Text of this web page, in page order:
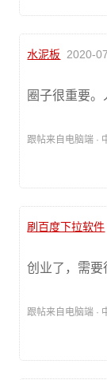
水泥板 2020-
圈子很重要。
跟帖来自电脑端 ·
刷百度下拉软件
创业了，需
跟帖来自电脑端 ·